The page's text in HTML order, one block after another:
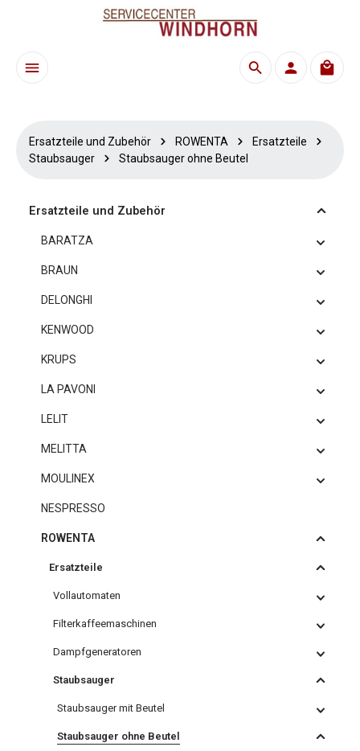
Zum Hauptinhalt springen
Ersatzteile und Zubehör ROWENTA
Ersatzteile
Staubsauger
Staubsauger ohne Beutel
Ersatzteile und Zubehör
BARATZA
BRAUN
DELONGHI
KENWOOD
KRUPS
LA PAVONI
LELIT
MELITTA
MOULINEX
NESPRESSO
ROWENTA
Ersatzteile
Vollautomaten
Filterkaffeemaschinen
Dampfgeneratoren
Staubsauger
Staubsauger mit Beutel
Staubsauger ohne Beutel